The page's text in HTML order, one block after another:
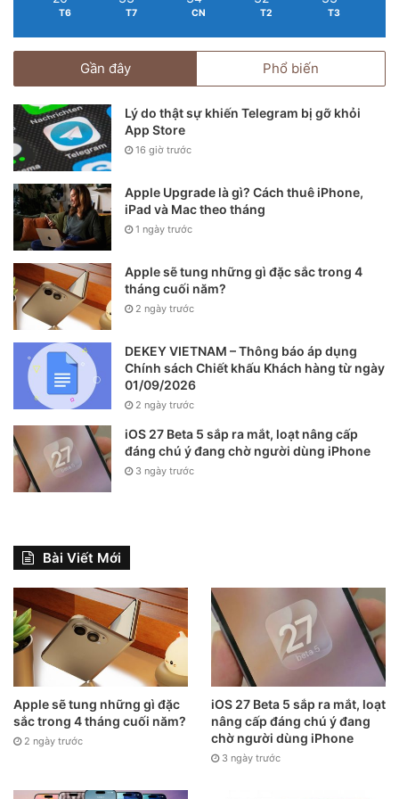
năm chúng được nhận bản cập nhật hệ điều hành iOS mới:
Bảng thống kê những đời iPhone được hỗ trợ bao nhiêu hệ
điều hành iOS
T6 T7 CN T2 T3
Gần đây Phổ biến
Lý do thật sự khiến Telegram bị gỡ khỏi
App Store
16 giờ trước
Apple Upgrade là gì? Cách thuê iPhone,
iPad và Mac theo tháng
1 ngày trước
Apple sẽ tung những gì đặc sắc trong 4
tháng cuối năm?
2 ngày trước
DEKEY VIETNAM – Thông báo áp dụng
Chính sách Chiết khấu Khách hàng từ ngày
01/09/2026
2 ngày trước
iOS 27 Beta 5 sắp ra mắt, loạt nâng cấp
đáng chú ý đang chờ người dùng iPhone
3 ngày trước
Bài Viết Mới
Apple sẽ tung những gì đặc
sắc trong 4 tháng cuối năm?
2 ngày trước
iOS 27 Beta 5 sắp ra mắt, loạt
nâng cấp đáng chú ý đang
chờ người dùng iPhone
3 ngày trước